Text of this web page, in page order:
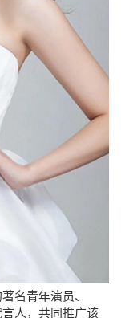
名青年演员、
人，共同推广该